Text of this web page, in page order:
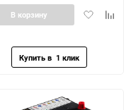
Добавить
В корзину